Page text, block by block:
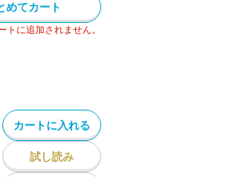
校生活から始まり
、様々な事件に振
いう事態も同時に
めてカート
に追加されません。
カートに入れる
試し読み